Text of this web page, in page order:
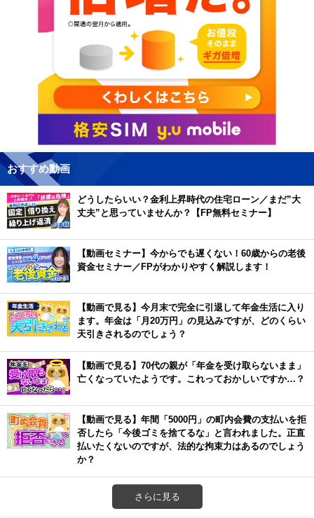
おすすめ動画
どうしたらいい？金利上昇時代の住宅ローン／まだ”大
丈夫”と思っていませんか？【FP無料セミナー】
【動画セミナー】今からでも遅くない！60歳からの老後
資金セミナー／FPがわかりやすく解説します！
【動画で見る】今月末で完全に引退して年金生活に入り
ます。年金は「月20万円」の見込みですが、どのくらい
天引きされるのでしょう？
【動画で見る】70代の親が「年金を受け取らないまま」
亡くなっていたようです。これっておかしいですか…？
【動画で見る】年間「5000円」の町内会費の支払いを拒
否したら「今後ゴミを捨てるな」と言われました。正直
払いたくないのですが、法的な拘束力はあるのでしょう
か？
さらに見る